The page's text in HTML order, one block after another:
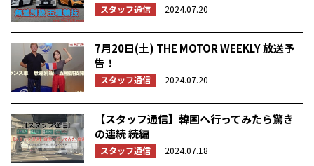
スタッフ通信 2024.07.20
7月20日(土) THE MOTOR WEEKLY 放送予
告！
スタッフ通信 2024.07.20
【スタッフ通信】韓国へ行ってみたら驚き
の連続 続編
スタッフ通信 2024.07.18